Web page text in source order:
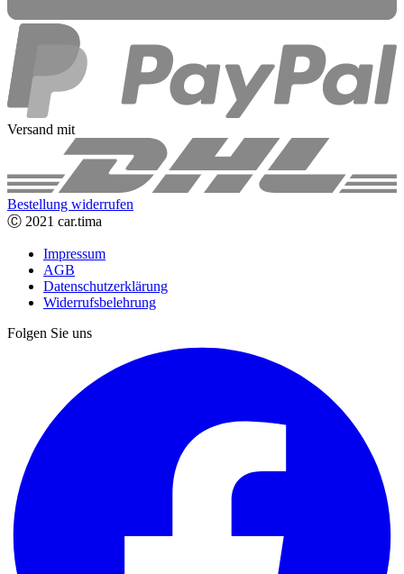
Versand mit
Bestellung widerrufen
Ⓒ 2021 car.tima
Impressum
AGB
Datenschutzerklärung
Widerrufsbelehrung
Folgen Sie uns